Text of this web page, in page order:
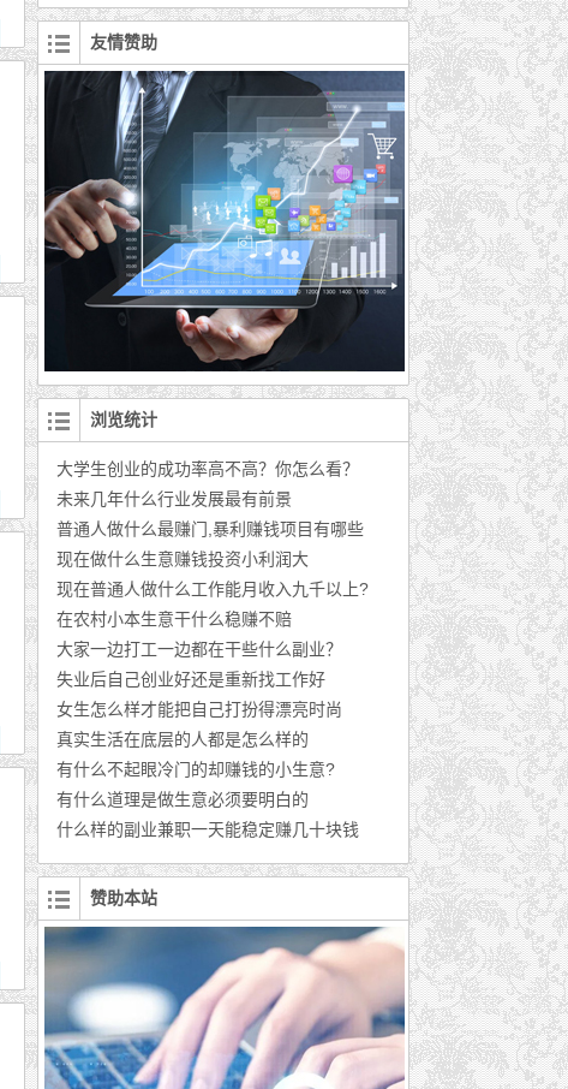
友情赞助
浏览统计
大学生创业的成功率高不高？你怎么看？
未来几年什么行业发展最有前景
普通人做什么最赚门,暴利赚钱项目有哪些
现在做什么生意赚钱投资小利润大
现在普通人做什么工作能月收入九千以上?
在农村小本生意干什么稳赚不赔
大家一边打工一边都在干些什么副业？
失业后自己创业好还是重新找工作好
女生怎么样才能把自己打扮得漂亮时尚
真实生活在底层的人都是怎么样的
有什么不起眼冷门的却赚钱的小生意?
有什么道理是做生意必须要明白的
什么样的副业兼职一天能稳定赚几十块钱
赞助本站